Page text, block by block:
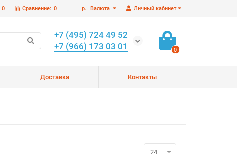
Личный кабинет
р. Валюта
Сравнение: 0
0
+7 (495) 724 49 52
+7 (966) 173 03 01
0
Доставка Контакты